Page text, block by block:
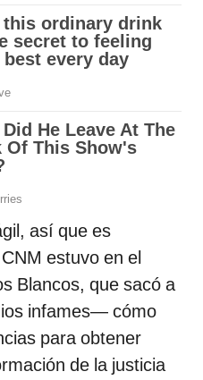
así que es
estuvo en el
Blancos, que sacó a
infames— cómo
para obtener
de la justicia